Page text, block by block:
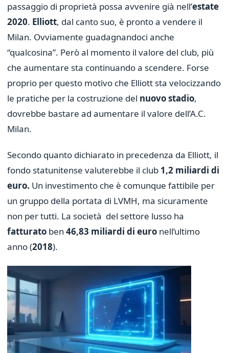
passaggio di proprietà possa avvenire già nell’estate
2020. Elliott, dal canto suo, è pronto a vendere il
Milan. Ovviamente guadagnandoci anche
“qualcosina”. Però al momento il valore del club, più
che aumentare sta continuando a scendere. Forse
proprio per questo motivo che Elliott sta velocizzando
le pratiche per la costruzione del nuovo stadio,
dovrebbe bastare ad aumentare il valore dell’A.C.
Milan.
Secondo quanto dichiarato in precedenza da Elliott, il
fondo statunitense valuterebbe il club 1,2 miliardi di
euro. Un investimento che è comunque fattibile per
un gruppo della portata di LVMH, ma sicuramente
non per tutti. La società del settore lusso ha
fatturato ben 46,83 miliardi di euro nell’ultimo
anno (2018).